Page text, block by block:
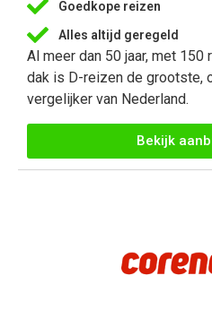
Goedkope reizen
Alles altijd geregeld
Al meer dan 50 jaar, met
dak is D-reizen de grootste,
vergelijker van Nederland.
Bekijk